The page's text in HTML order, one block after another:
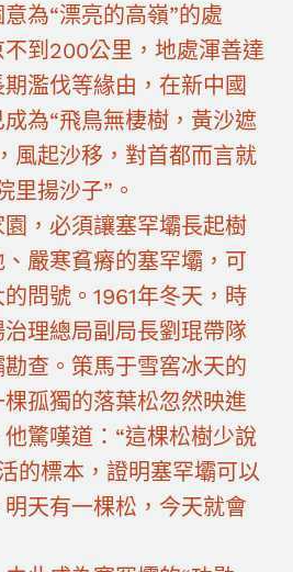
“漂亮的高嶺”的處
到200公里，地處渾善達
濫伐等緣由，在新中國
為“飛鳥無棲樹，黃沙遮
風起沙移，對首都而言就
里揚沙子”。
，必須讓塞罕壩長起樹
嚴寒貧瘠的塞罕壩，可
問號。1961年冬天，時
理總局副局長劉琨帶隊
勘查。策馬于雪窖冰天的
孤獨的落葉松忽然映進
驚嘆道：“這棵松樹少說
的標本，證明塞罕壩可以
天有一棵松，今天就會